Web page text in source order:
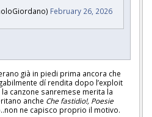
February 26, 2026
già in piedi prima ancora che
dí rendita dopo l’exploit
canzone sanremese merita la
anche Che fastidio!, Poesie
ne capisco proprio il motivo.